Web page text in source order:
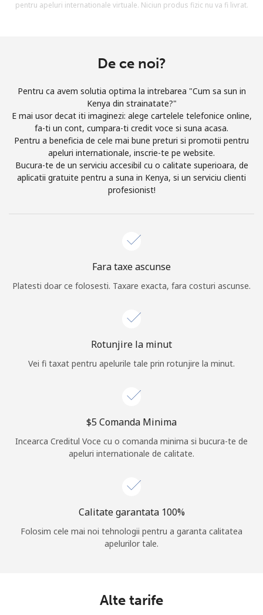
Prin deschiderea unui cont pe acest site, sunt de acord cu
Inregistreaza-te
Buna!
Logheaza-te sauCREEAZA CONT NOU →
sau
Continua cu
pentru apeluri internationale virtuale. Niciun produs fizic nu va fi livrat.
De ce noi?
Pentru ca avem solutia optima la intrebarea "Cum sa sun in
Kenya din strainatate?"
E mai usor decat iti imaginezi: alege cartelele telefonice online,
fa-ti un cont, cumpara-ti credit voce si suna acasa.
Pentru a beneficia de cele mai bune preturi si promotii pentru
apeluri internationale, inscrie-te pe website.
Bucura-te de un serviciu accesibil cu o calitate superioara, de
aplicatii gratuite pentru a suna in Kenya, si un serviciu clienti
profesionist!
Fara taxe ascunse
Platesti doar ce folosesti. Taxare exacta, fara costuri ascunse.
Rotunjire la minut
Vei fi taxat pentru apelurile tale prin rotunjire la minut.
⁦$5⁩ Comanda Minima
Incearca Creditul Voce cu o comanda minima si bucura-te de
apeluri internationale de calitate.
Calitate garantata 100%
Folosim cele mai noi tehnologii pentru a garanta calitatea
apelurilor tale.
Alte tarife